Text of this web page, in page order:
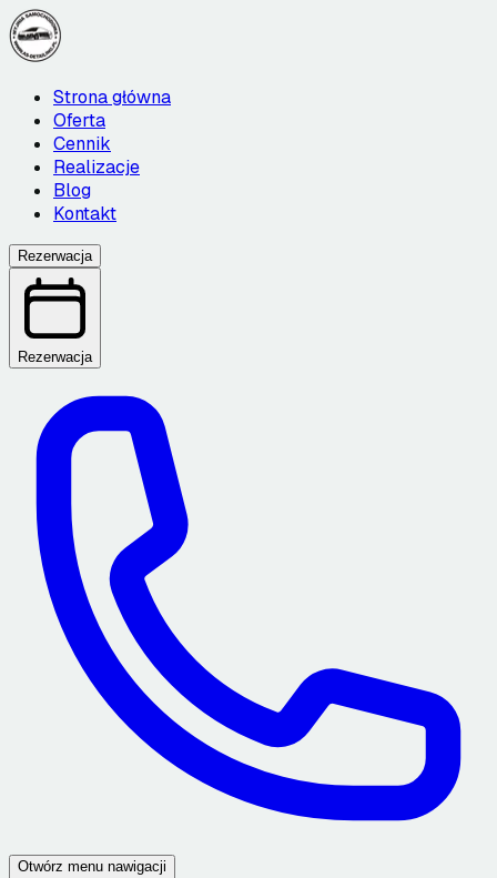
Strona główna
Oferta
Cennik
Realizacje
Blog
Kontakt
Rezerwacja
Rezerwacja
Otwórz menu nawigacji